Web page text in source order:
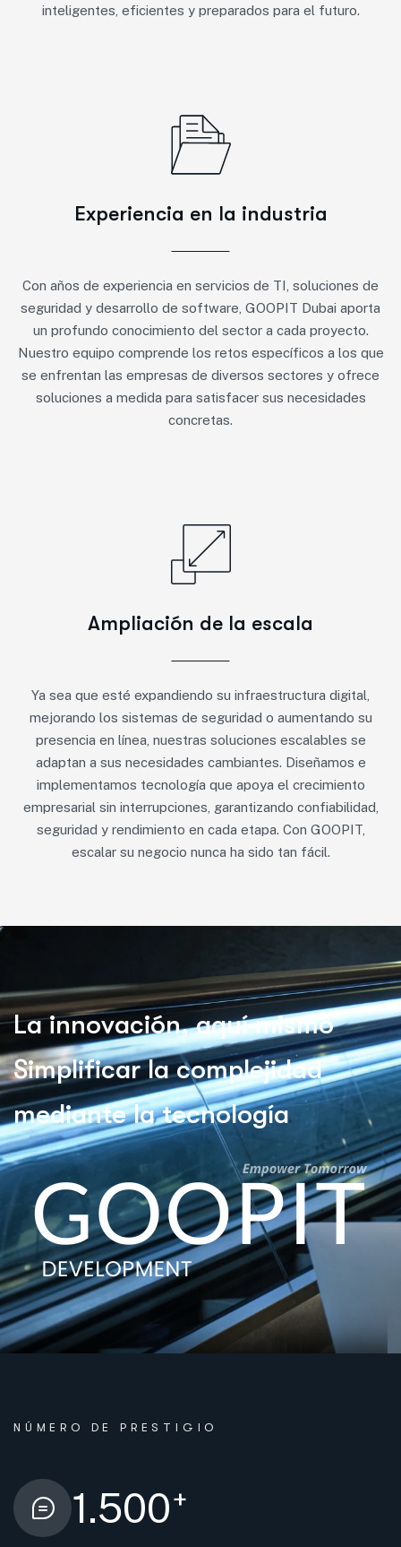
inteligentes, eficientes y preparados para el futuro.
Experiencia en la industria
Con años de experiencia en servicios de TI, soluciones de
seguridad y desarrollo de software, GOOPIT Dubai aporta
un profundo conocimiento del sector a cada proyecto.
Nuestro equipo comprende los retos específicos a los que
se enfrentan las empresas de diversos sectores y ofrece
soluciones a medida para satisfacer sus necesidades
concretas.
Ampliación de la escala
Ya sea que esté expandiendo su infraestructura digital,
mejorando los sistemas de seguridad o aumentando su
presencia en línea, nuestras soluciones escalables se
adaptan a sus necesidades cambiantes. Diseñamos e
implementamos tecnología que apoya el crecimiento
empresarial sin interrupciones, garantizando confiabilidad,
seguridad y rendimiento en cada etapa. Con GOOPIT,
escalar su negocio nunca ha sido tan fácil.
La innovación, aquí mismo
Simplificar la complejidad
mediante la tecnología
NÚMERO DE PRESTIGIO
1.500+